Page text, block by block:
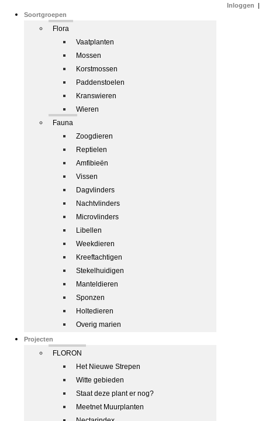
Soortgroepen
Flora
Vaatplanten
Mossen
Korstmossen
Paddenstoelen
Kranswieren
Wieren
Fauna
Zoogdieren
Reptielen
Amfibieën
Vissen
Dagvlinders
Nachtvlinders
Microvlinders
Libellen
Weekdieren
Kreeftachtigen
Stekelhuidigen
Manteldieren
Sponzen
Holtedieren
Overig marien
Projecten
FLORON
Het Nieuwe Strepen
Witte gebieden
Staat deze plant er nog?
Meetnet Muurplanten
Inloggen |